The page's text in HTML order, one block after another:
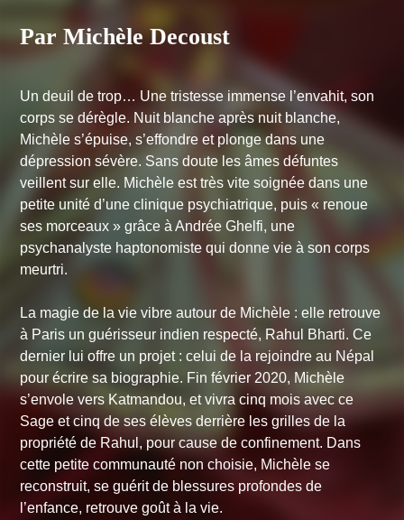
Par Michèle Decoust
Un deuil de trop… Une tristesse immense l’envahit, son
corps se dérègle. Nuit blanche après nuit blanche,
Michèle s’épuise, s’effondre et plonge dans une
dépression sévère. Sans doute les âmes défuntes
veillent sur elle. Michèle est très vite soignée dans une
petite unité d’une clinique psychiatrique, puis « renoue
ses morceaux » grâce à Andrée Ghelfi, une
psychanalyste haptonomiste qui donne vie à son corps
meurtri.
La magie de la vie vibre autour de Michèle : elle retrouve
à Paris un guérisseur indien respecté, Rahul Bharti. Ce
dernier lui offre un projet : celui de la rejoindre au Népal
pour écrire sa biographie. Fin février 2020, Michèle
s’envole vers Katmandou, et vivra cinq mois avec ce
Sage et cinq de ses élèves derrière les grilles de la
propriété de Rahul, pour cause de confinement. Dans
cette petite communauté non choisie, Michèle se
reconstruit, se guérit de blessures profondes de
l’enfance, retrouve goût à la vie.